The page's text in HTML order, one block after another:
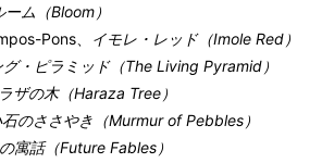
ーム（Bloom ）
Pons
イモレ・レッド（Imole Red ）
グ・ピラミッド（The Living Pyramid ）
ザの木（Haraza Tree ）
石のささやき（Murmur of Pebbles ）
寓話（Future Fables ）